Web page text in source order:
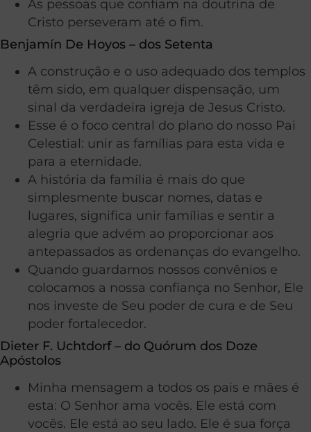
As pessoas que confiam na doutrina de
Cristo perseveram até o fim.
Benjamín De Hoyos – dos Setenta
A construção e o uso adequado dos templos
têm sido, em qualquer dispensação, um
sinal da verdadeira igreja de Jesus Cristo.
Esse é o foco central do plano do nosso Pai
Celestial: unir as famílias para esta vida e
para a eternidade.
A história da família é mais do que
simplesmente buscar nomes, datas e
lugares, significa unir famílias e sentir a
alegria que advém ao proporcionar aos
antepassados as ordenanças do evangelho.
Quando guardamos nossos convênios e
colocamos a nossa confiança no Senhor, Ele
nos investe de Seu poder de cura e de Seu
poder fortalecedor.
Dieter F. Uchtdorf – do Quórum dos Doze
Apóstolos
Minha mensagem a todos os pais e mães é
esta: O Senhor ama vocês. Ele está com
vocês. Ele está ao seu lado. Ele é sua força